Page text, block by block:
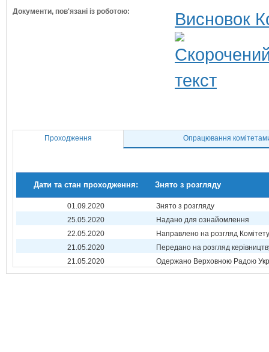
Документи, пов'язані із роботою: Висновок
Проходження Опрацювання
Дати та стан проходження: Знято з розгляду
01.09.2020
Знято з розгляду
25.05.2020
Надано для ознайомлення
22.05.2020
Направлено на розгляд Комітету
21.05.2020
Передано на розгляд
21.05.2020
Одержано Верховною Радою